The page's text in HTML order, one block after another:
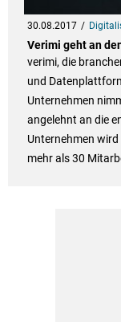
30.08.2017
Verimi geht an
verimi, die
und
Unternehmen
angelehnt an die
Unternehmen
mehr als 30